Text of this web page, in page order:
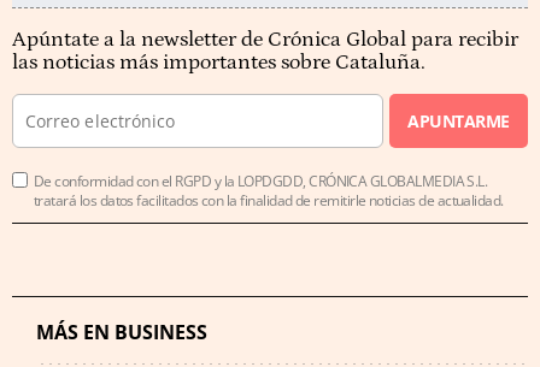
Apúntate a la newsletter de Crónica Global para recibir
las noticias más importantes sobre Cataluña.
APUNTARME
De conformidad con el RGPD y la LOPDGDD, CRÓNICA GLOBALMEDIA S.L.
tratará los datos facilitados con la finalidad de remitirle noticias de actualidad.
MÁS EN BUSINESS